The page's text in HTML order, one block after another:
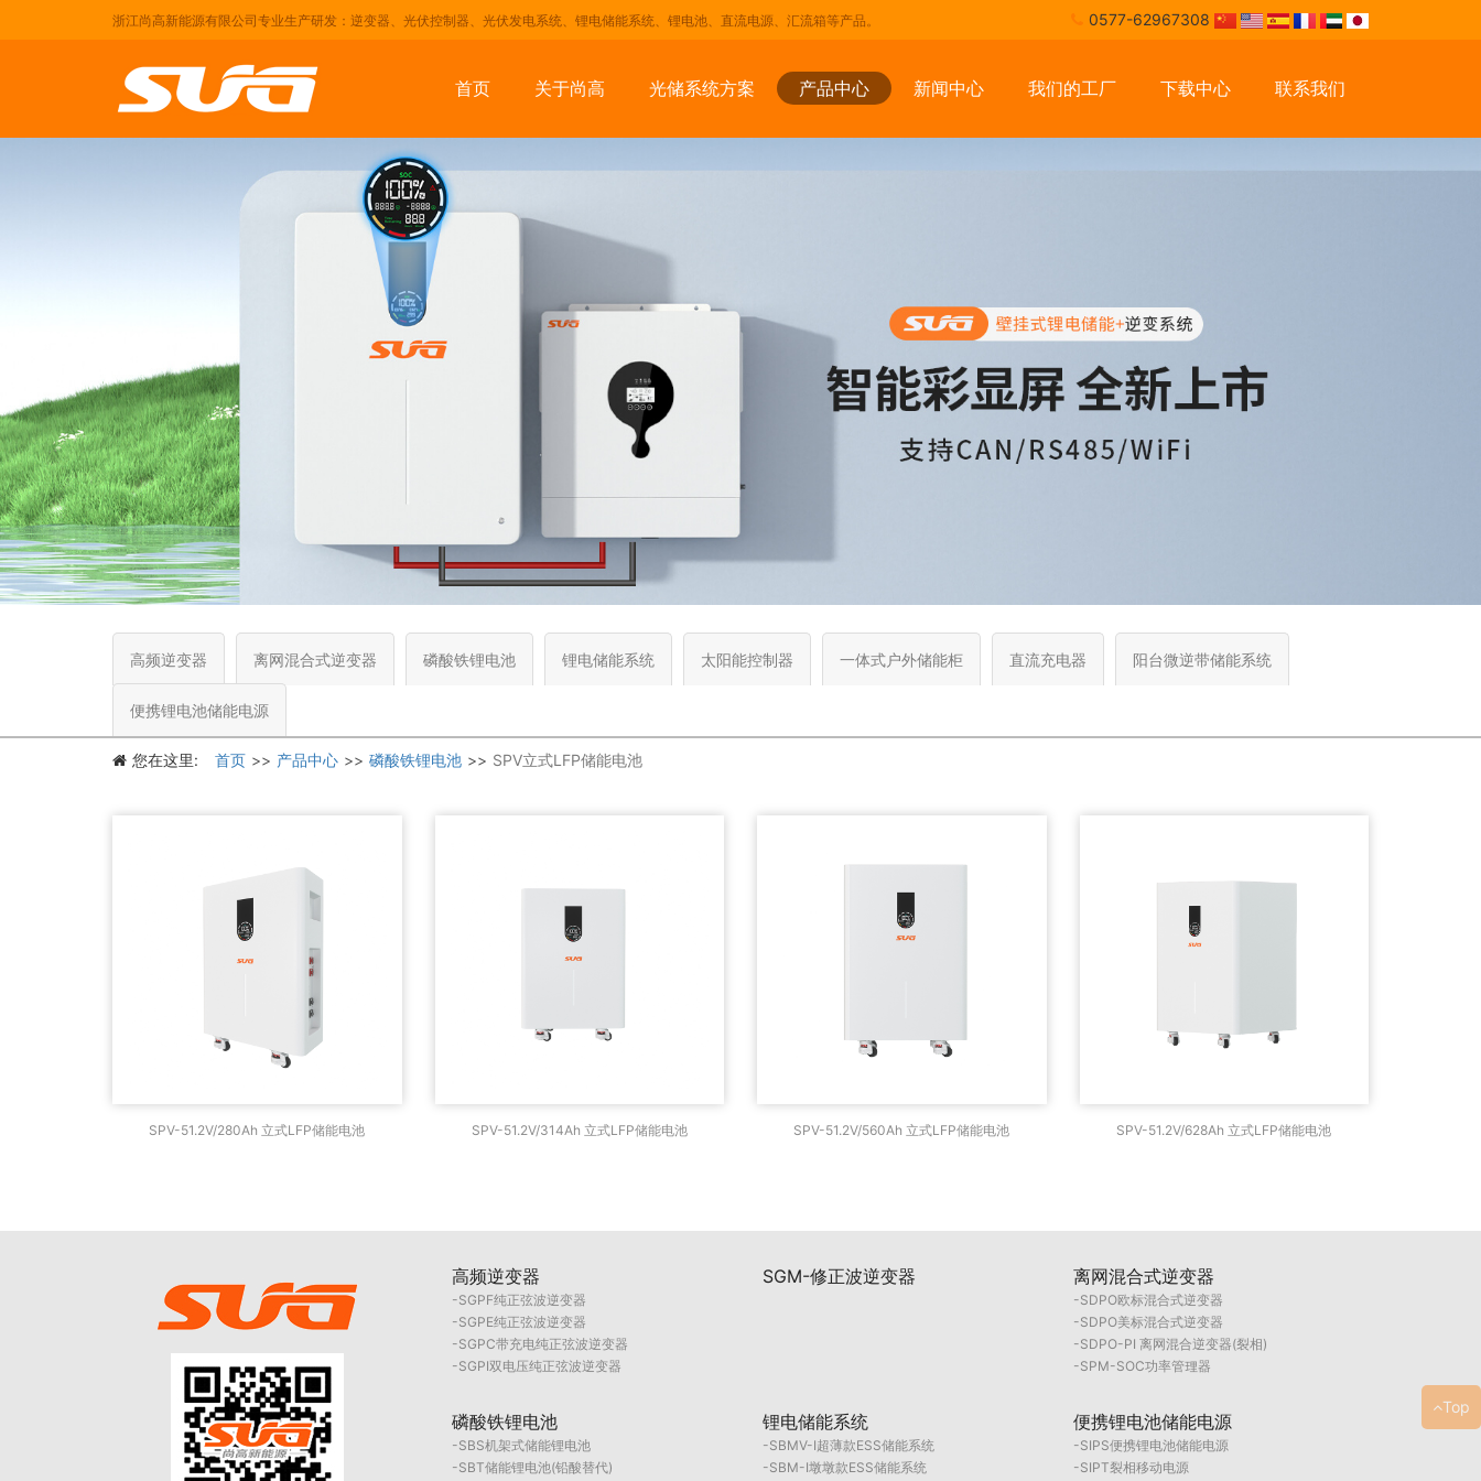
浙江尚高新能源有限公司专业生产研发：逆变器、光伏控制器、光伏发电系统、锂电储能系统、锂电池、直流电源、汇流箱等产品。 0577-62967308
首页 关于尚高 光储系统方案 产品中心 新闻中心 我们的工厂 下载中心 联系我们
高频逆变器 离网混合式逆变器 磷酸铁锂电池 锂电储能系统 太阳能控制器 一体式户外储能柜 直流充电器 阳台微逆带储能系统
便携锂电池储能电源
您在这里: 首页 产品中心 磷酸铁锂电池 SPV立式LFP储能电池
池
SPV-51.2V/280Ah 立式LFP储能电池
池
SPV-51.2V/314Ah 立式LFP储能电池
池
SPV-51.2V/560Ah 立式LFP储能电池
池
SPV-51.2V/628Ah 立式LFP储能电池
Top
高频逆变器
SGPF纯正弦波逆变器
SGPE纯正弦波逆变器
SGPC带充电纯正弦波逆变器
SGPI双电压纯正弦波逆变器
SGM-修正波逆变器 离网混合式逆变器
SDPO欧标混合式逆变器
SDPO美标混合式逆变器
SDPO-PI 离网混合逆变器(裂相)
SPM-SOC功率管理器
磷酸铁锂电池
SBS机架式储能锂电池
SBT储能锂电池(铅酸替代)
锂电储能系统
SBMV-I超薄款ESS储能系统
SBM-I墩墩款ESS储能系统
便携锂电池储能电源
SIPS便携锂电池储能电源
SIPT裂相移动电源